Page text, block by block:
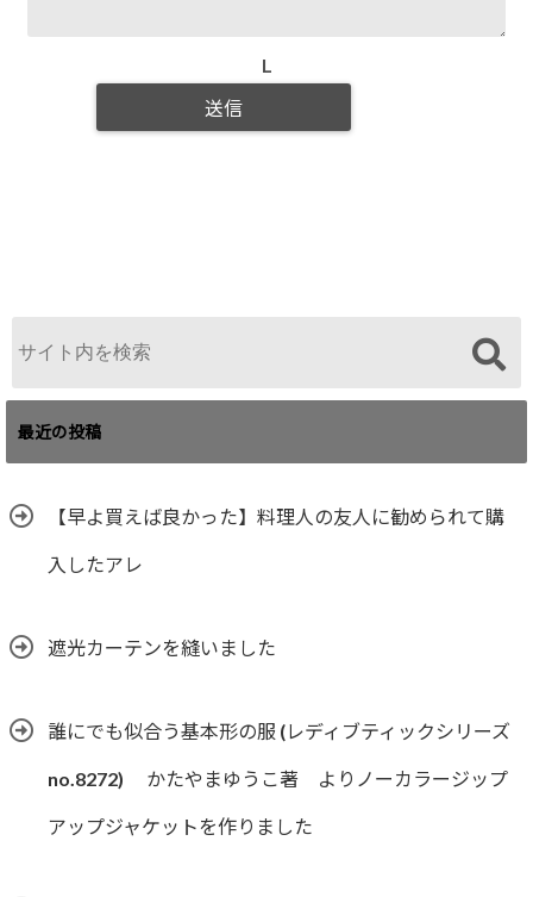
L
最近の投稿
【早よ買えば良かった】料理人の友人に勧められて購
入したアレ
遮光カーテンを縫いました
誰にでも似合う基本形の服 (レディブティックシリーズ
no.8272) かたやまゆうこ著 よりノーカラージップ
アップジャケットを作りました